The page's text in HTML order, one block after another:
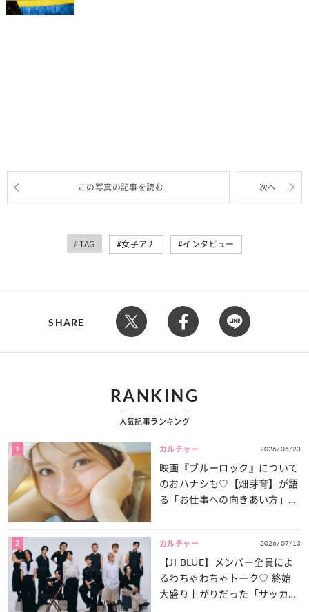
この写真の記事を読む 次へ
#TAG 女子アナ インタビュー
SHARE
RANKING
人気記事ランキング
1 カルチャー 2026/06/23
映画『ブルーロック』について
のおハナシも♡【畑芽育】が語
る「お仕事への向きあい方」と
2 カルチャー 2026/07/13
【JI BLUE】メンバー全員によ
るわちゃわちゃトーク♡ 終始
大盛り上がりだった「サッカー